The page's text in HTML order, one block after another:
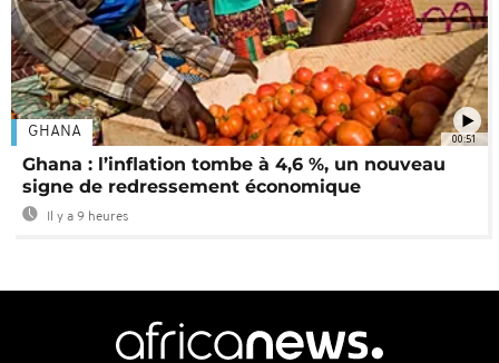
00:51
GHANA
Ghana : l’inflation tombe à 4,6 %, un nouveau
signe de redressement économique
Il y a 9 heures